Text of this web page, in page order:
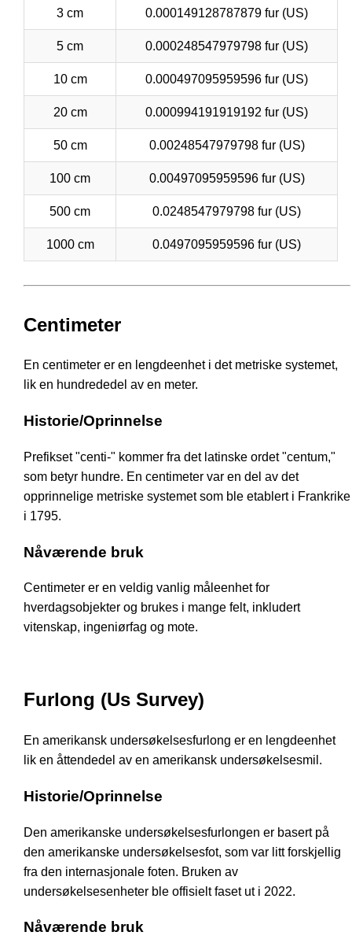
3 cm 0.000149128787879 fur (US)
5 cm 0.000248547979798 fur (US)
10 cm 0.000497095959596 fur (US)
20 cm 0.000994191919192 fur (US)
50 cm 0.00248547979798 fur (US)
100 cm 0.00497095959596 fur (US)
500 cm 0.0248547979798 fur (US)
1000 cm 0.0497095959596 fur (US)
Centimeter
En centimeter er en lengdeenhet i det metriske systemet,
lik en hundrededel av en meter.
Historie/Oprinnelse
Prefikset "centi-" kommer fra det latinske ordet "centum,"
som betyr hundre. En centimeter var en del av det
opprinnelige metriske systemet som ble etablert i Frankrike
i 1795.
Nåværende bruk
Centimeter er en veldig vanlig måleenhet for
hverdagsobjekter og brukes i mange felt, inkludert
vitenskap, ingeniørfag og mote.
Furlong (Us Survey)
En amerikansk undersøkelsesfurlong er en lengdeenhet
lik en åttendedel av en amerikansk undersøkelsesmil.
Historie/Oprinnelse
Den amerikanske undersøkelsesfurlongen er basert på
den amerikanske undersøkelsesfot, som var litt forskjellig
fra den internasjonale foten. Bruken av
undersøkelsesenheter ble offisielt faset ut i 2022.
Nåværende bruk